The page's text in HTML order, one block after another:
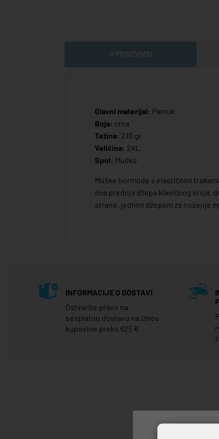
Glavni materijal: Pamuk
Boja: crna
Težina: 210 gr
Veličina: 2XL
Spol: Muško
Muške bermude s elastičnim
dva prednja džepa klasičnog kroja,
strane, jednim džepom za nošenje
INFORMACIJE O DOSTAVI
Ostvarite pravo na
besplatnu dostavu na iznos
kupovine preko 625 €